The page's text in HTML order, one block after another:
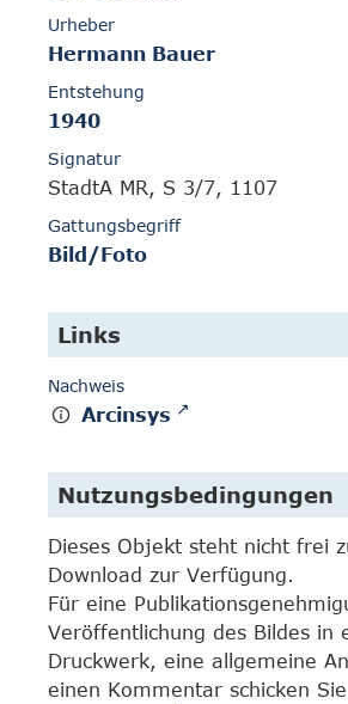
Urheber
Hermann Bauer
Entstehung
1940
Signatur
StadtA MR, S 3/7, 1107
Gattungsbegriff
Bild/Foto
Links
Nachweis
Arcinsys
Nutzungsbedingungen
Dieses Objekt steht nicht frei
Download zur Verfügung.
Für eine
Veröffentlichung des Bildes in
Druckwerk, eine allgemeine
einen Kommentar schicken